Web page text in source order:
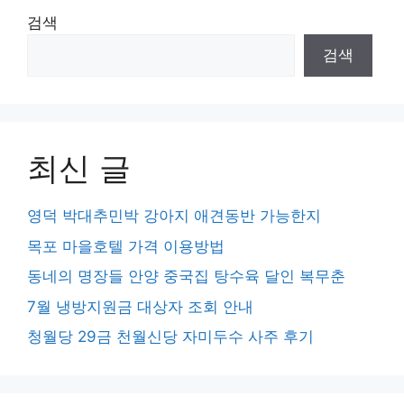
검색
검색
최신 글
영덕 박대추민박 강아지 애견동반 가능한지
목포 마을호텔 가격 이용방법
동네의 명장들 안양 중국집 탕수육 달인 복무춘
7월 냉방지원금 대상자 조회 안내
청월당 29금 천월신당 자미두수 사주 후기